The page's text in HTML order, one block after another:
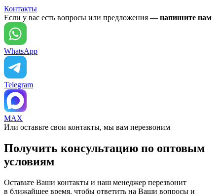
Контакты
Если у вас есть вопросы или предложения — напишите нам
WhatsApp
Telegram
MAX
Или оставьте свои контакты, мы вам перезвоним
Получить консультацию по оптовым
условиям
Оставьте Ваши контакты и наш менеджер перезвонит
в ближайшее время, чтобы ответить на Ваши вопросы и